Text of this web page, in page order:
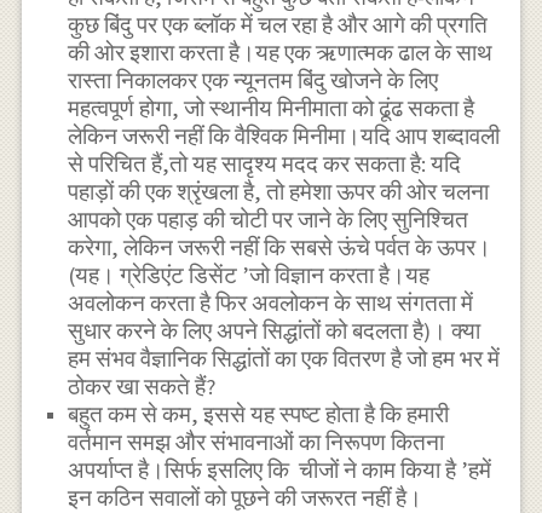
कुछ बिंदु पर एक ब्लॉक में चल रहा है और आगे की प्रगति
की ओर इशारा करता है।यह एक ऋणात्मक ढाल के साथ
रास्ता निकालकर एक न्यूनतम बिंदु खोजने के लिए
महत्वपूर्ण होगा, जो स्थानीय मिनीमाता को ढूंढ सकता है
लेकिन जरूरी नहीं कि वैश्विक मिनीमा।यदि आप शब्दावली
से परिचित हैं,तो यह सादृश्य मदद कर सकता है: यदि
पहाड़ों की एक श्रृंखला है, तो हमेशा ऊपर की ओर चलना
आपको एक पहाड़ की चोटी पर जाने के लिए सुनिश्चित
करेगा, लेकिन जरूरी नहीं कि सबसे ऊंचे पर्वत के ऊपर।
(यह। ग्रेडिएंट डिसेंट ’जो विज्ञान करता है।यह
अवलोकन करता है फिर अवलोकन के साथ संगतता में
सुधार करने के लिए अपने सिद्धांतों को बदलता है)। क्या
हम संभव वैज्ञानिक सिद्धांतों का एक वितरण है जो हम भर में
ठोकर खा सकते हैं?
बहुत कम से कम, इससे यह स्पष्ट होता है कि हमारी
वर्तमान समझ और संभावनाओं का निरूपण कितना
अपर्याप्त है।सिर्फ इसलिए कि चीजों ने काम किया है ’हमें
इन कठिन सवालों को पूछने की जरूरत नहीं है।